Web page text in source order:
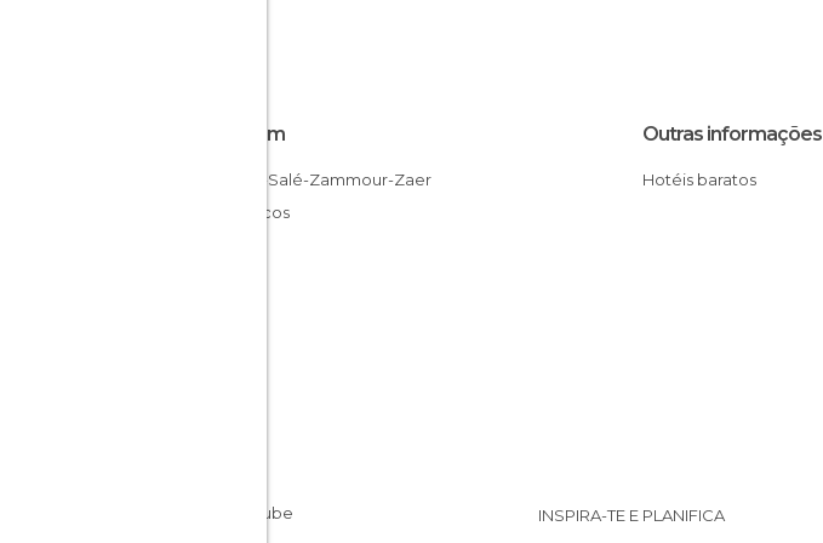
Fica em
Rabat-Salé-Zammour-Zaer
Marrocos
Outras informações
Hotéis baratos
INSPIRA-TE E PLANIFICA